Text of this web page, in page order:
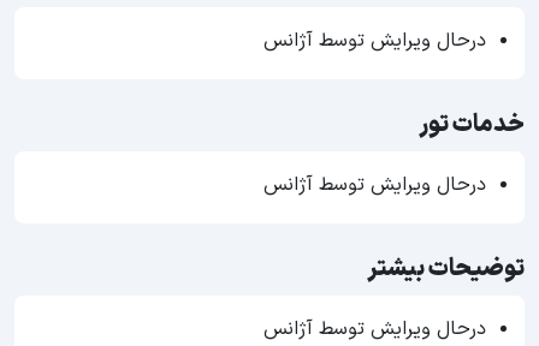
درحال ویرایش توسط آژانس
خدمات تور
درحال ویرایش توسط آژانس
توضیحات بیشتر
درحال ویرایش توسط آژانس